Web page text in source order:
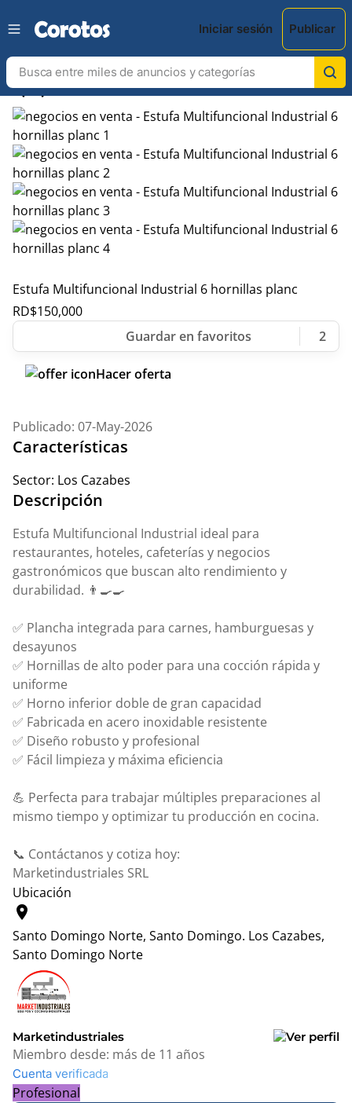
Iniciar sesión Publicar
chevron_leftchevron_right
Estufa Multifuncional Industrial 6 hornillas planc
RD$150,000
2
Hacer oferta
Publicado: 07-May-2026
Características
Sector: Los Cazabes
Descripción
Estufa Multifuncional Industrial ideal para
restaurantes, hoteles, cafeterías y negocios
gastronómicos que buscan alto rendimiento y
durabilidad. 👨‍🍳🍳
✅ Plancha integrada para carnes, hamburguesas y
desayunos
✅ Hornillas de alto poder para una cocción rápida y
uniforme
✅ Horno inferior doble de gran capacidad
✅ Fabricada en acero inoxidable resistente
✅ Diseño robusto y profesional
✅ Fácil limpieza y máxima eficiencia
💪 Perfecta para trabajar múltiples preparaciones al
mismo tiempo y optimizar tu producción en cocina.
📞 Contáctanos y cotiza hoy:
Marketindustriales SRL
Ubicación
location_on
Santo Domingo Norte, Santo Domingo. Los Cazabes,
Santo Domingo Norte
+
−
Marketindustriales
Miembro desde: más de 11 años
Cuenta verificada
Profesional